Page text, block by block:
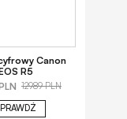
Canon
R5
12989 PLN